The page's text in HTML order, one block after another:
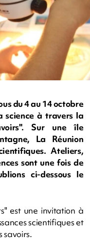
du 4 au 14 octobre
science à travers la
Sur une île
La Réunion
Ateliers,
sont une fois de
ci-dessous le
est une invitation à
scientifiques et
savoirs.